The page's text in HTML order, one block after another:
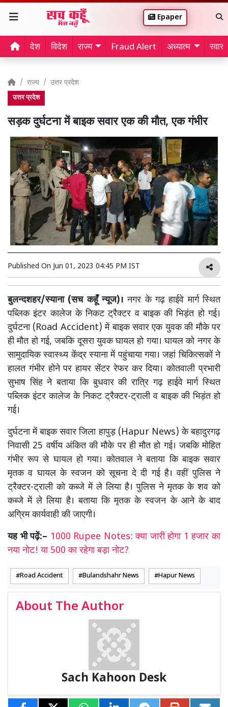
Epaper
देश विदेश राज्य Fraud Alert अध्यात्म
राज्य उत्तर प्रदेश
उत्तर प्रदेश
सड़क दुर्घटना में बाइक सवार एक की मौत, एक गंभीर
Published On Jun 01, 2023 04:45 PM IST
बुलन्दशहर/स्याना (सच कहूँ न्यूज)। नगर के गढ़ हाईवे मार्ग स्थित
पब्लिक इंटर कालेज के निकट ट्रैक्टर व बाइक की भिड़ंत हो गई।
दुर्घटना (Road Accident) में बाइक सवार एक युवक की मौके पर
ही मौत हो गई, जबकि दूसरा युवक घायल हो गया। घायल को नगर के
सामुदायिक स्वास्थ्य केंद्र स्याना में पहुंचाया गया। जहां चिकित्सकों ने
हालत गंभीर होने पर हायर सेंटर रेफर कर दिया। कोतवाली प्रभारी
सुभाष सिंह ने बताया कि बुधवार की रात्रि गढ़ हाईवे मार्ग स्थित
पब्लिक इंटर कालेज के निकट ट्रैक्टर-ट्राली व बाइक की भिड़ंत हो
गई।
दुर्घटना में बाइक सवार जिला हापुड़ (Hapur News) के बहादुरगढ़
निवासी 25 वर्षीय अंकित की मौके पर ही मौत हो गई। जबकि मोहित
गंभीर रूप से घायल हो गया। कोतवाल ने बताया कि बाइक सवार
मृतक व घायल के स्वजन को सूचना दे दी गई है। वहीं पुलिस ने
ट्रैक्टर-ट्राली को कब्जे में ले लिया है। पुलिस ने मृतक के शव को
कब्जे में ले लिया है। बताया कि मृतक के स्वजन के आने के बाद
अग्रिम कार्यवाही की जाएगी।
यह भी पढ़ें:– 1000 Rupee Notes: क्या जारी होगा 1 हजार का
नया नोट! या 500 का रहेगा बड़ा नोट?
Road Accident Bulandshahr News Hapur News
About The Author
Sach Kahoon Desk